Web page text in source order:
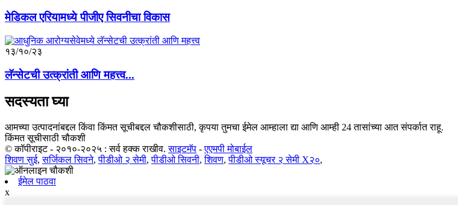
मेडिकल एरियामध्ये पीजीए सिवनीचा विकास
१३/१०/२३
लॅन्सेटची उत्क्रांती आणि महत्त्व...
सदस्यता घ्या
आमच्या उत्पादनांबद्दल किंवा किंमत सूचीबद्दल चौकशीसाठी, कृपया तुमचा ईमेल आम्हाला द्या आणि आम्ही 24 तासांच्या आत संपर्कात राहू.
किंमत सूचीसाठी चौकशी
© कॉपीराइट - २०१०-२०२५ : सर्व हक्क राखीव. साइटमॅप -एएमपी मोबाईल
शिवण सुई,सर्जिकल सिवने,पीडीओ २ सेमी,पीडीओ सिवनी,शिवण,पीडीओ स्यूचर २ सेमी X२०,
ईमेल पाठवा
x